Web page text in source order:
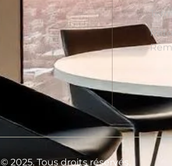
© 2025. Tous droits réservés.